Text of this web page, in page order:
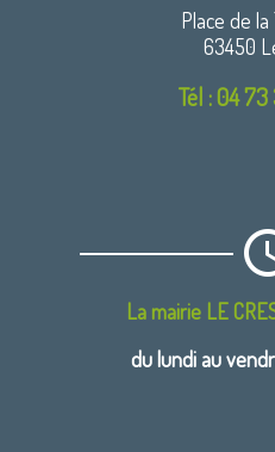
Place de
63450
Tél : 04
La mairie LE
du lundi au